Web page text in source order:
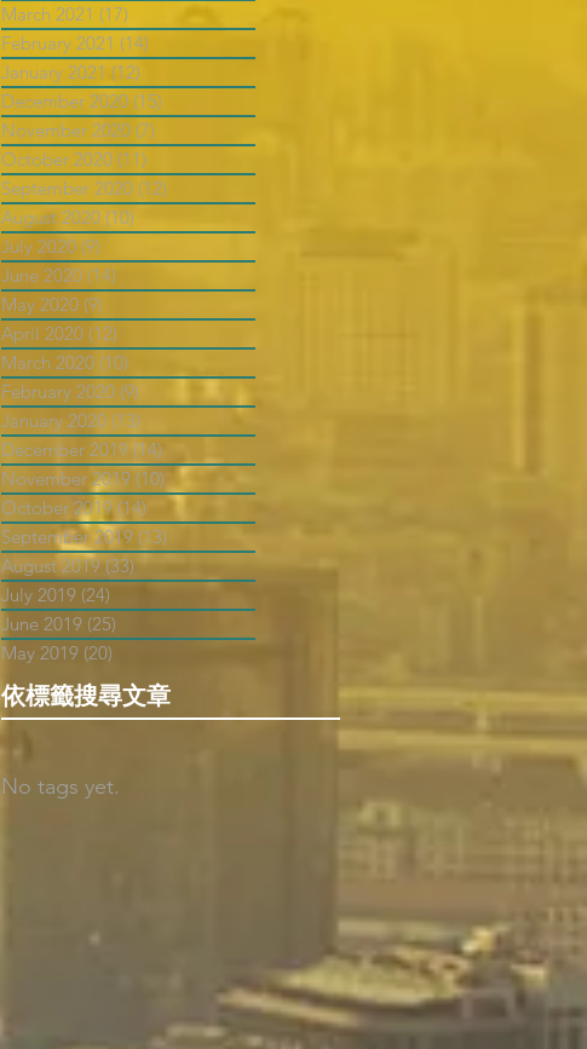
March 2021 (17)
February 2021 (14)
January 2021 (12)
December 2020 (15)
November 2020 (7)
October 2020 (11)
September 2020 (12)
August 2020 (10)
July 2020 (9)
June 2020 (14)
May 2020 (9)
April 2020 (12)
March 2020 (10)
February 2020 (9)
January 2020 (13)
December 2019 (14)
November 2019 (10) 10 posts
October 2019 (14) 14 posts
September 2019 (13)
August 2019 (33) 33 posts
July 2019 (24)
June 2019 (25)
May 2019 (20)
依標籤搜尋文章
No tags yet.